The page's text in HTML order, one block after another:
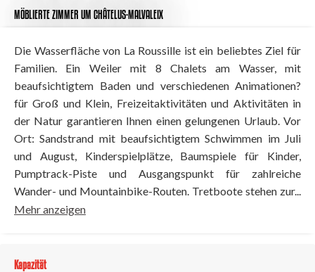
MÖBLIERTE ZIMMER UM CHÂTELUS-MALVALEIX
Die Wasserfläche von La Roussille ist ein beliebtes Ziel für
Familien. Ein Weiler mit 8 Chalets am Wasser, mit
beaufsichtigtem Baden und verschiedenen Animationen?
für Groß und Klein, Freizeitaktivitäten und Aktivitäten in
der Natur garantieren Ihnen einen gelungenen Urlaub. Vor
Ort: Sandstrand mit beaufsichtigtem Schwimmen im Juli
und August, Kinderspielplätze, Baumspiele für Kinder,
Pumptrack-Piste und Ausgangspunkt für zahlreiche
Wander- und Mountainbike-Routen. Tretboote stehen zur...
Mehr anzeigen
Kapazität